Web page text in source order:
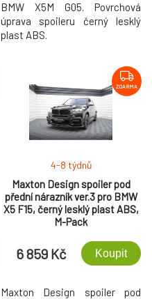
BMW X5M G05. Povrchová
úprava spoileru černý lesklý
plast ABS.
ZDARMA
Maxton Design spoiler pod
přední nárazník ver.3 pro BMW
X5 F15, černý lesklý plast ABS,
M-Pack
4-8 týdnů
6 859 Kč Koupit
Maxton Design spoiler pod